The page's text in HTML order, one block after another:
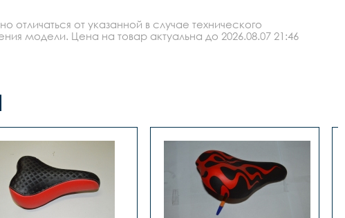
от указанной в случае технического
модели. Цена на товар актуальна до 2026.08.07 21:46